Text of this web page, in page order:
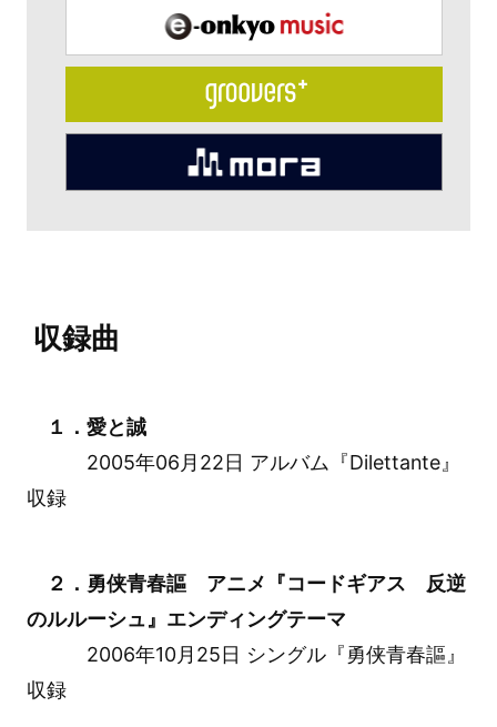
収録曲
１．愛と誠
2005年06月22日 アルバム『Dilettante』
収録
２．勇侠青春謳 アニメ『コードギアス 反逆
のルルーシュ』エンディングテーマ
2006年10月25日 シングル『勇侠青春謳』
収録